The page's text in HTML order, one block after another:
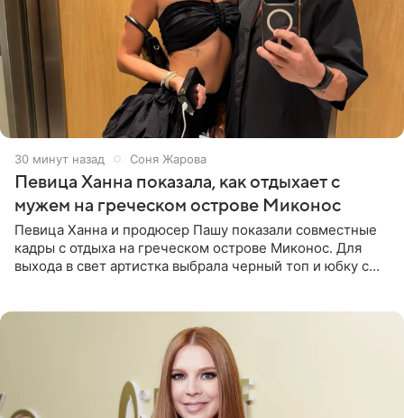
30 минут назад Соня Жарова
Певица Ханна показала, как отдыхает с
мужем на греческом острове Миконос
Певица Ханна и продюсер Пашу показали совместные
кадры с отдыха на греческом острове Миконос. Для
выхода в свет артистка выбрала черный топ и юбку с